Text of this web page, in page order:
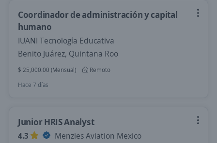
Coordinador de administración y capital
humano
IUANI Tecnología Educativa
Benito Juárez, Quintana Roo
$ 25,000.00 (Mensual)
Remoto
Hace 7 días
Junior HRIS Analyst
4.3
Menzies Aviation Mexico